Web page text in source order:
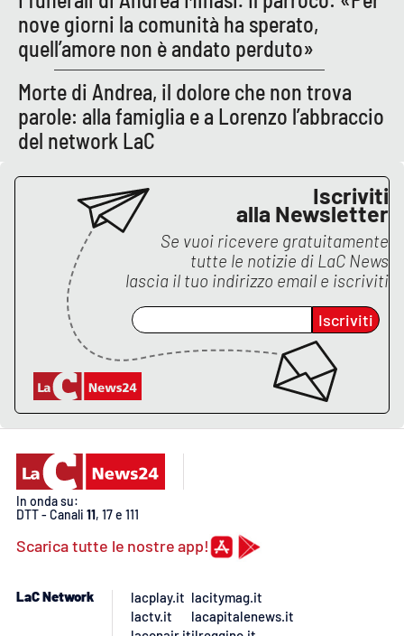
nove giorni la comunità ha sperato,
quell’amore non è andato perduto»
Morte di Andrea, il dolore che non trova
parole: alla famiglia e a Lorenzo l’abbraccio
del network LaC
Iscriviti
alla Newsletter
Se vuoi ricevere gratuitamente
tutte le notizie di LaC News
lascia il tuo indirizzo email e iscriviti
Iscriviti
In onda su:
DTT - Canali 11, 17 e 111
Scarica tutte le nostre app!
LaC Network
lacplay.it
lactv.it
lacitymag.it
lacapitalenews.it